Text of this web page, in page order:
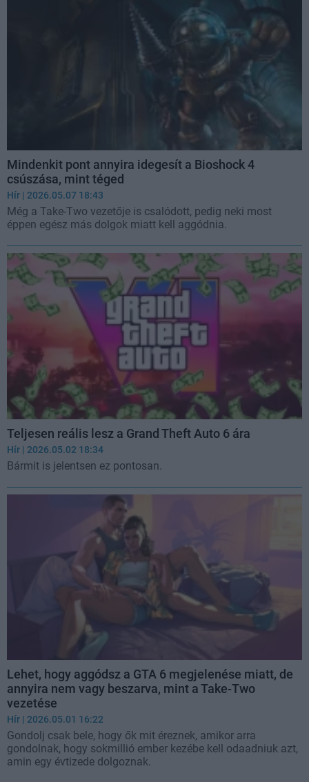
Mindenkit pont annyira idegesít a Bioshock 4
csúszása, mint téged
Hír | 2026.05.07 18:43
Még a Take-Two vezetője is csalódott, pedig neki most
éppen egész más dolgok miatt kell aggódnia.
Teljesen reális lesz a Grand Theft Auto 6 ára
Hír | 2026.05.02 18:34
Bármit is jelentsen ez pontosan.
Lehet, hogy aggódsz a GTA 6 megjelenése miatt, de
annyira nem vagy beszarva, mint a Take-Two
vezetése
Hír | 2026.05.01 16:22
Gondolj csak bele, hogy ők mit éreznek, amikor arra
gondolnak, hogy sokmillió ember kezébe kell odaadniuk azt,
amin egy évtizede dolgoznak.